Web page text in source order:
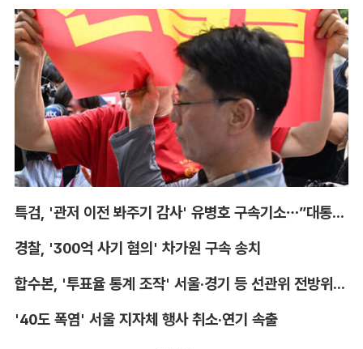
특검, '관저 이전 봐주기 감사' 유병호 구속기소…”대통령실 청탁받아“
경찰, '300억 사기 혐의' 차가원 구속 송치
합수본, '투표율 통계 조작' 서울·경기 등 선관위 전방위 압수수색
'40도 폭염' 서울 지자체 행사 취소·연기 속출